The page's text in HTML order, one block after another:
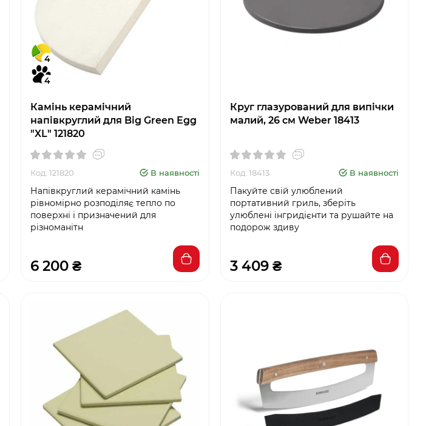
4
4
Камінь керамічний
напівкруглий для Big Green Egg
"XL" 121820
Код: 121820 В наявності
Напівкруглий керамічний камінь
рівномірно розподіляє тепло по
поверхні і призначений для
різноманітн
6 200 ₴
Круг глазурований для випічки
малий, 26 см Weber 18413
Код: 18413 В наявності
Пакуйте свій улюблений
портативний гриль, зберіть
улюблені інгридієнти та рушайте на
подорож здиву
3 409 ₴